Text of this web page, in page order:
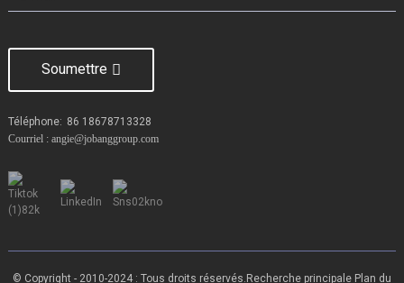
Soumettre
Téléphone: 86 18678713328
Courriel : angie@jobanggroup.com
© Copyright - 2010-2024 : Tous droits réservés. Recherche principale Plan du